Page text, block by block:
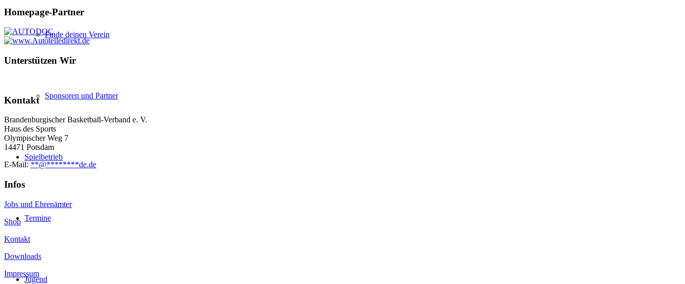
Finde deinen Verein
Sponsoren und Partner
Spielbetrieb
Termine
Jugend
Homepage-Partner
Unterstützen Wir
Kontakt
Brandenburgischer Basketball-Verband e. V.
Haus des Sports
Olympischer Weg 7
14471 Potsdam
E-Mail: **@********de.de
Infos
Jobs und Ehrenämter
Shop
Kontakt
Downloads
Impressum